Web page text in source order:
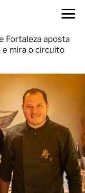
Fortaleza aposta
e mira o circuito